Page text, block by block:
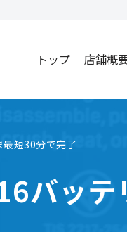
トップ 店舗概
短30分で完了
バッ